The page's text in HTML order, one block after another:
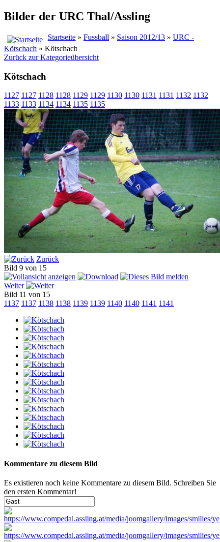
Bilder der URC Thal/Assling
Startseite » Fussball » Saison 2012/13 » URC -
Kötschach » Kötschach
Zurück zur Kategorieübersicht
Kötschach
1127 1127 1128 1128 1129 1129 1130 1130 1131 1131 1132 1132
1133 1133 1134 1134 1135 1135
Zurück
Bild 9 von 15
Weiter
Bild 11 von 15
1137 1137 1138 1138 1139 1139 1140 1140 1141 1141
Kommentare zu diesem Bild
Es existieren noch keine Kommentare zu diesem Bild. Schreiben Sie
den ersten Kommentar!